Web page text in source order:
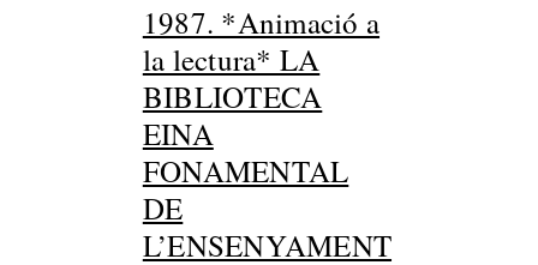
1987. *Animació a
la lectura* LA
BIBLIOTECA
EINA
FONAMENTAL
DE
L’ENSENYAMENT